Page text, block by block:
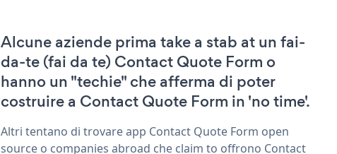
Alcune aziende prima take a stab at un fai-
da-te (fai da te) Contact Quote Form o
hanno un "techie" che afferma di poter
costruire a Contact Quote Form in 'no time'.
Altri tentano di trovare app Contact Quote Form open
source o companies abroad che claim to offrono Contact